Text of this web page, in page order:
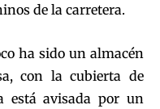
de la carretera.
ha sido un almacén
con la cubierta de
está avisada por un